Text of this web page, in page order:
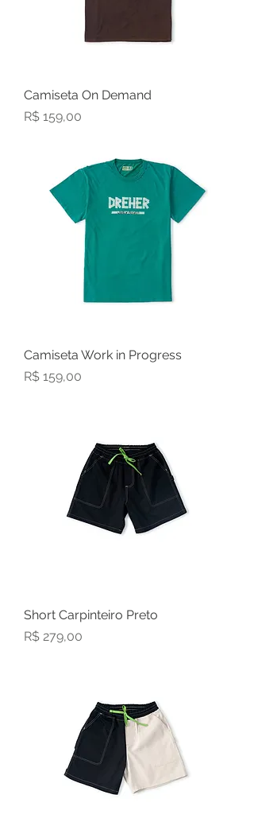
Camiseta On Demand
Preço
R$ 159,00
Camiseta Work in Progress
Preço
R$ 159,00
Short Carpinteiro Preto
Preço
R$ 279,00